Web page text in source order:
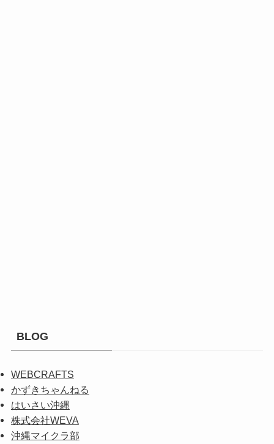
BLOG
WEBCRAFTS
かずきちゃんねる
はいさい沖縄
株式会社WEVA
沖縄マイクラ部